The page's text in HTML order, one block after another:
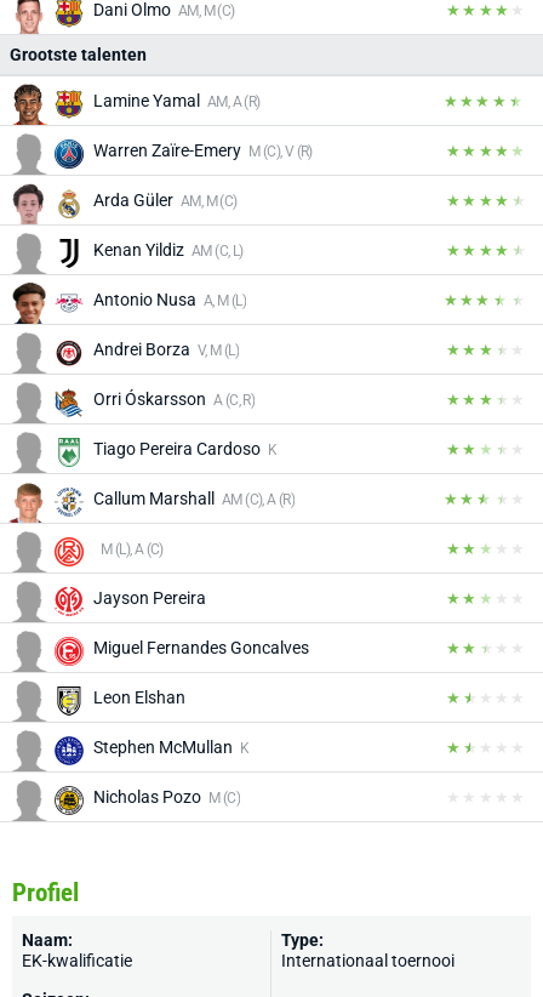
Dani Olmo AM, M (C)
Grootste talenten
Lamine Yamal AM, A (R)
Warren Zaïre-Emery M (C), V (R)
Arda Güler AM, M (C)
Kenan Yildiz AM (C, L)
Antonio Nusa A, M (L)
Andrei Borza V, M (L)
Orri Óskarsson A (C, R)
Tiago Pereira Cardoso K
Callum Marshall AM (C), A (R)
M (L), A (C)
Jayson Pereira
Miguel Fernandes Goncalves
Leon Elshan
Stephen McMullan K
Nicholas Pozo M (C)
Profiel
Naam:
EK-kwalificatie
Type:
Internationaal toernooi